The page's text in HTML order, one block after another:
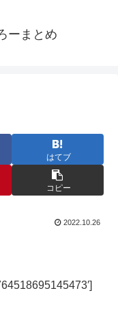
ーまとめ
はてブ
コピー
2022.10.26